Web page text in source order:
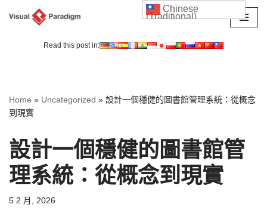
Read this post in:
Home » Uncategorized » 設計一個穩健的圖書館管理系統：從概念
到現實
設計一個穩健的圖書館管
理系統：從概念到現實
5 2 月, 2026
Chinese
(Traditional)